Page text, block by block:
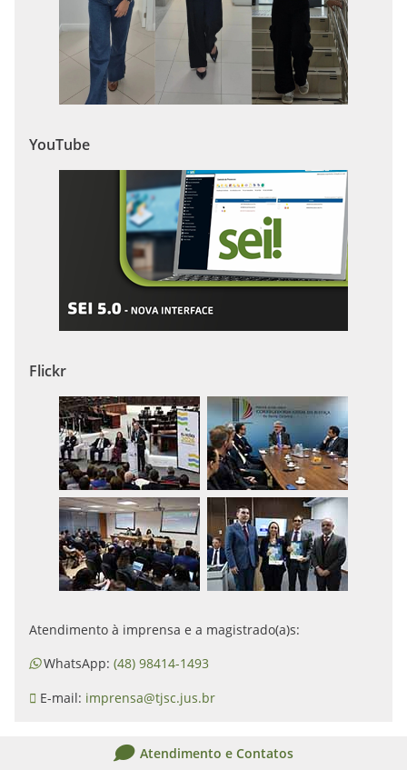
YouTube
Flickr
Atendimento à imprensa e a magistrado(a)s:
WhatsApp: (48) 98414-1493
E-mail: imprensa@tjsc.jus.br
Atendimento e Contatos